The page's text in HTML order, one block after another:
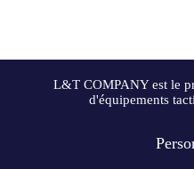
L&T COMPANY est le
d'équipements